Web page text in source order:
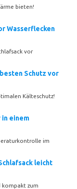
bieten!
Wasserflecken
vor
Schutz vor
Kälteschutz!
einem
im
leicht
kompakt zum